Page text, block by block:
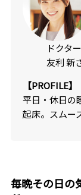
ドクター
友利 新
【PROFILE】
平日・休日の
起床。スムー
毎晩その日の